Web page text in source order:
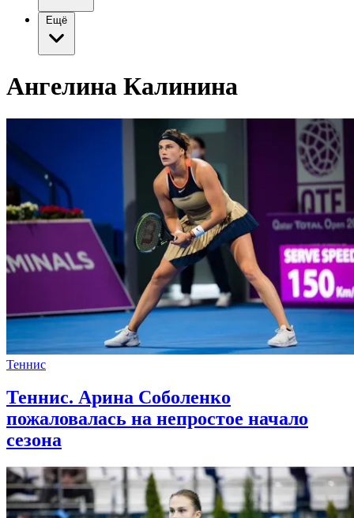
Ещё
Ангелина Калинина
Теннис
Теннис. Арина Соболенко
пожаловалась на непростое начало
сезона